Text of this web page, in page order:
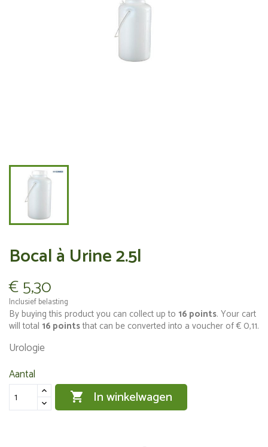
Bocal à Urine 2.5l
€ 5,30
Inclusief belasting
By buying this product you can collect up to 16 points. Your cart
will total 16 pointsthat can be converted into a voucher of€ 0,11.
Urologie
Aantal
 In winkelwagen